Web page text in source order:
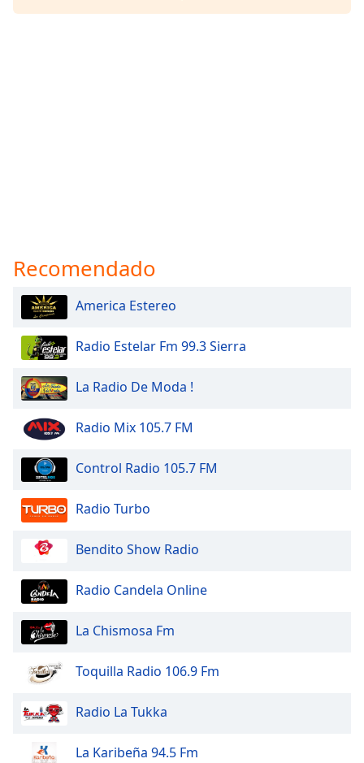
Recomendado
America Estereo
Radio Estelar Fm 99.3 Sierra
La Radio De Moda !
Radio Mix 105.7 FM
Control Radio 105.7 FM
Radio Turbo
Bendito Show Radio
Radio Candela Online
La Chismosa Fm
Toquilla Radio 106.9 Fm
Radio La Tukka
La Karibeña 94.5 Fm